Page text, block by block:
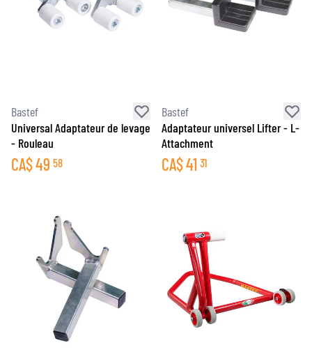
Bastef
Universal Adaptateur de levage
- Rouleau
CA$49 58
Bastef
Adaptateur universel Lifter - L-
Attachment
CA$41 31